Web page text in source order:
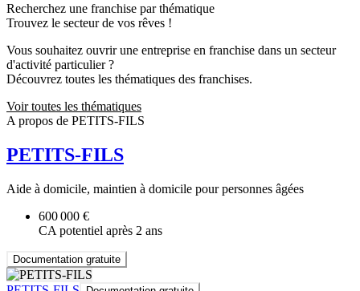
Recherchez une franchise par thématique
Trouvez le secteur de vos rêves !
Vous souhaitez ouvrir une entreprise en franchise dans un secteur
d'activité particulier ?
Découvrez toutes les thématiques des franchises.
Voir toutes les thématiques
A propos de PETITS-FILS
PETITS-FILS
Aide à domicile, maintien à domicile pour personnes âgées
600 000 €
CA potentiel après 2 ans
Documentation gratuite